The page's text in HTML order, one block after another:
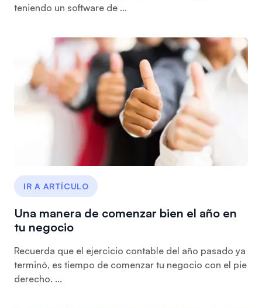
teniendo un software de ...
IR A ARTÍCULO
Una manera de comenzar bien el año en
tu negocio
Recuerda que el ejercicio contable del año pasado ya
terminó, es tiempo de comenzar tu negocio con el pie
derecho. ...